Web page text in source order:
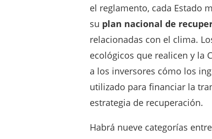
el reglamento, cada Estado
su plan nacional de
relacionadas con el clima.
ecológicos que realicen y la
a los inversores cómo los
utilizado para financiar la
estrategia de recuperación.
Habrá nueve categorías